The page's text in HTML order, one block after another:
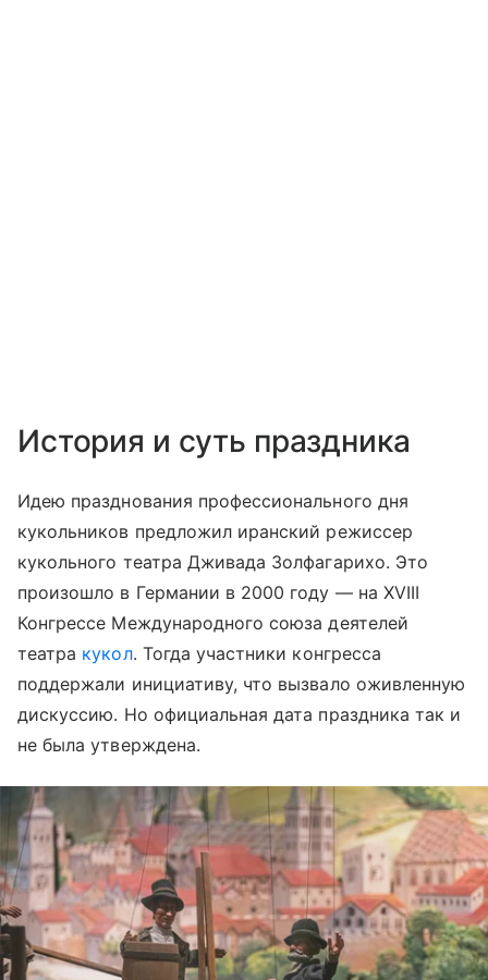
История и суть праздника
Идею празднования профессионального дня
кукольников предложил иранский режиссер
кукольного театра Дживада Золфагарихо. Это
произошло в Германии в 2000 году — на XVIII
Конгрессе Международного союза деятелей
театра кукол. Тогда участники конгресса
поддержали инициативу, что вызвало оживленную
дискуссию. Но официальная дата праздника так и
не была утверждена.